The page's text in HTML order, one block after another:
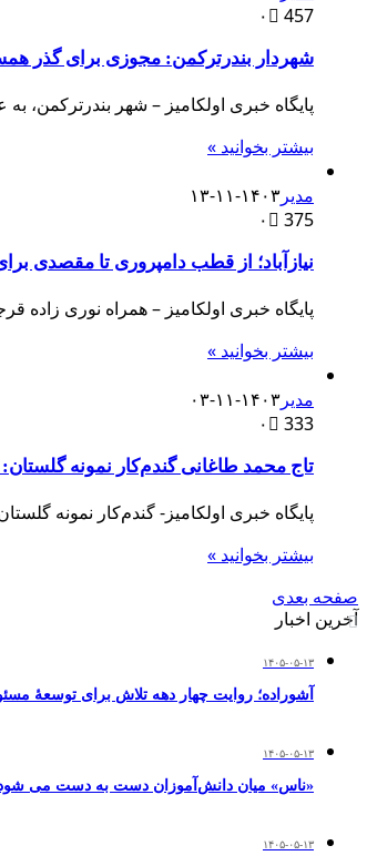
۰
457
شهردار بندرترکمن: مجوزی برای گذر همسطح
پایگاه خبری اولکامیز – شهر بندرترکمن،
بیشتر بخوانید »
مدیر ۱۴۰۳-۱۱-۱۳
۰
375
نیازآباد؛ از قطب دامپروری تا مقصدی
پایگاه خبری اولکامیز – همراه نوری زاده
بیشتر بخوانید »
مدیر ۱۴۰۳-۱۱-۰۳
۰
333
تاج محمد طاغانی گندم‌کار نمونه
پایگاه خبری اولکامیز- گندم‌کار نمونه
بیشتر بخوانید »
صفحه بعدی
آخرین اخبار
۱۴۰۵-۰۵-۱۳
آشوراده؛ روایت چهار دهه تلاش برای توسعهٔ
۱۴۰۵-۰۵-۱۳
«ناس» میان دانش‌آموزان دست به دست می
۱۴۰۵-۰۵-۱۳